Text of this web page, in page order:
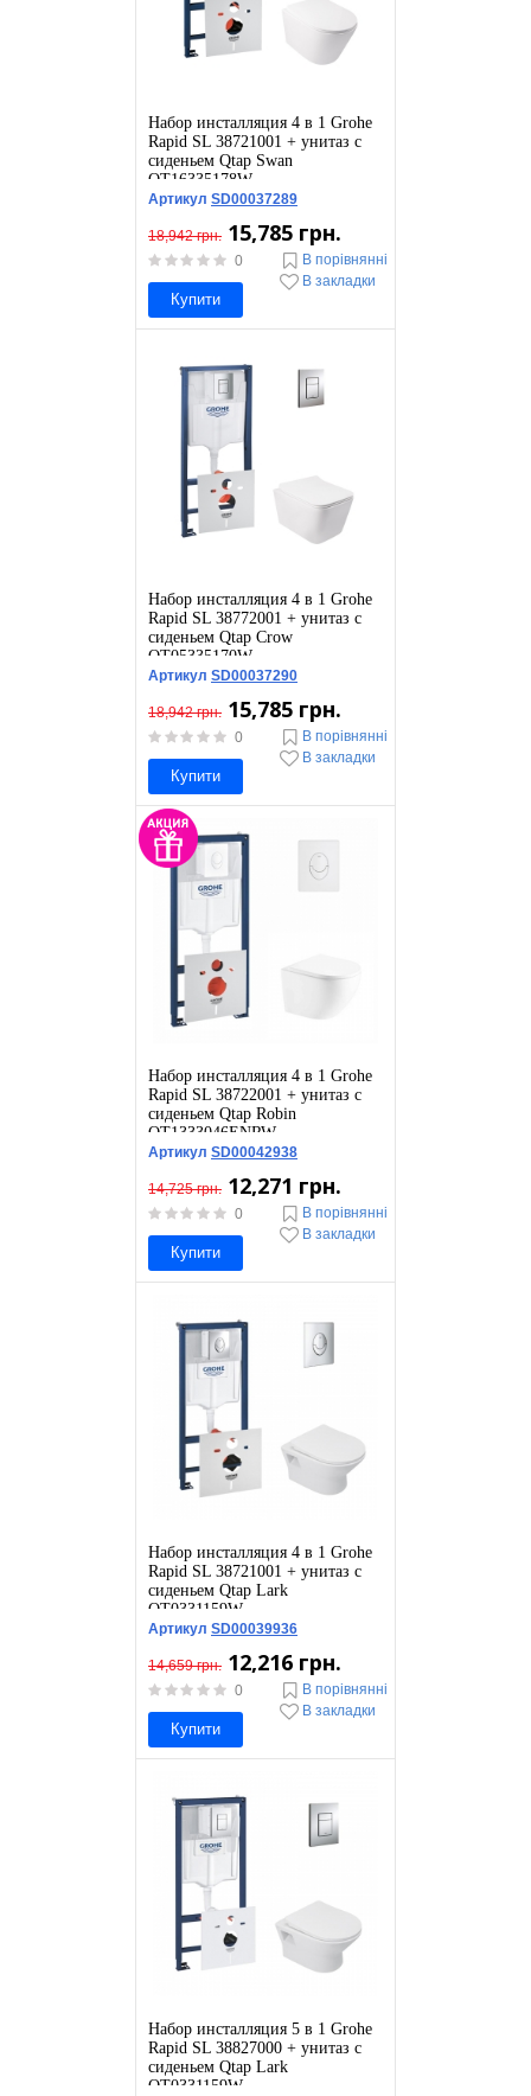
Набор инсталляция 4 в 1 Grohe
Rapid SL 38721001 + унитаз с
сиденьем Qtap Swan
QT16335178W
Артикул SD00037289
18,942 грн. 15,785 грн.
0
Купити
В порівнянні
В закладки
Набор инсталляция 4 в 1 Grohe
Rapid SL 38772001 + унитаз с
сиденьем Qtap Crow
QT05335170W
Артикул SD00037290
18,942 грн. 15,785 грн.
0
Купити
В порівнянні
В закладки
Набор инсталляция 4 в 1 Grohe
Rapid SL 38722001 + унитаз с
сиденьем Qtap Robin
QT1333046ENRW
Артикул SD00042938
14,725 грн. 12,271 грн.
0
Купити
В порівнянні
В закладки
Набор инсталляция 4 в 1 Grohe
Rapid SL 38721001 + унитаз с
сиденьем Qtap Lark
QT0331159W
Артикул SD00039936
14,659 грн. 12,216 грн.
0
Купити
В порівнянні
В закладки
Набор инсталляция 5 в 1 Grohe
Rapid SL 38827000 + унитаз с
сиденьем Qtap Lark
QT0331159W